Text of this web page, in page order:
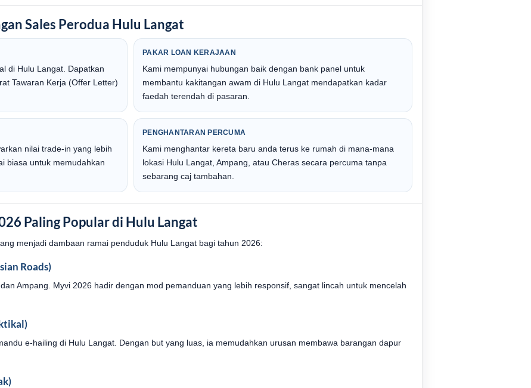
Sales Perodua Hulu Langat
di Hulu Langat. Dapatkan
Tawaran Kerja (Offer Letter)
PAKAR LOAN KERAJAAN
Kami mempunyai hubungan baik dengan bank panel untuk
membantu kakitangan awam di Hulu Langat mendapatkan kadar
faedah terendah di pasaran.
nilai trade-in yang lebih
biasa untuk memudahkan
PENGHANTARAN PERCUMA
Kami menghantar kereta baru anda terus ke rumah di mana-mana
lokasi Hulu Langat, Ampang, atau Cheras secara percuma tanpa
sebarang caj tambahan.
Paling Popular di Hulu Langat
menjadi dambaan ramai penduduk Hulu Langat bagi tahun 2026:
Roads)
Ampang. Myvi 2026 hadir dengan mod pemanduan yang lebih responsif, sangat lincah untuk mencelah
e-hailing di Hulu Langat. Dengan but yang luas, ia memudahkan urusan membawa barangan dapur